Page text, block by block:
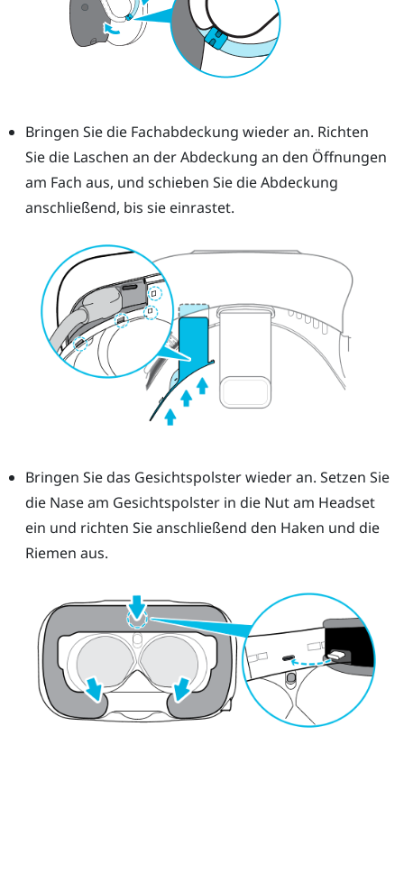
Bringen Sie die Fachabdeckung wieder an. Richten
Sie die Laschen an der Abdeckung an den Öffnungen
am Fach aus, und schieben Sie die Abdeckung
anschließend, bis sie einrastet.
Bringen Sie das Gesichtspolster wieder an. Setzen Sie
die Nase am Gesichtspolster in die Nut am Headset
ein und richten Sie anschließend den Haken und die
Riemen aus.